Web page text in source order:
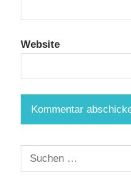
Website
Suchen
nach: